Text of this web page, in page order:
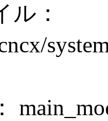
ル：